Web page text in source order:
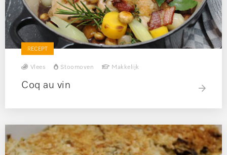
RECEPT
Vlees Stoomoven Makkelijk
Coq au vin